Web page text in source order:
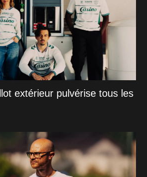
extérieur pulvérise tous les